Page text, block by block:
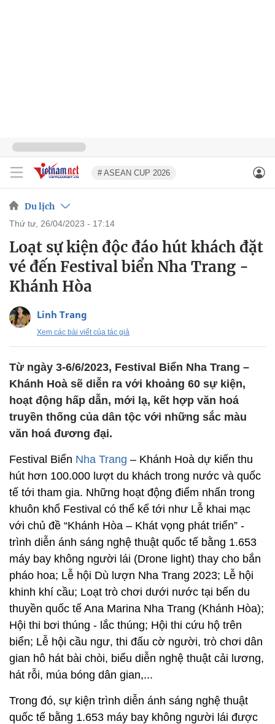
# ASEAN CUP 2026
Du lịch
thứ tư, 26/04/2023 - 17:14
Loạt sự kiện độc đáo hút khách đặt
vé đến Festival biển Nha Trang -
Khánh Hòa
Linh Trang
Xem các bài viết của tác giả
Từ ngày 3-6/6/2023, Festival Biển Nha Trang –
Khánh Hoà sẽ diễn ra với khoảng 60 sự kiện,
hoạt động hấp dẫn, mới lạ, kết hợp văn hoá
truyền thống của dân tộc với những sắc màu
văn hoá đương đại.
Festival Biển Nha Trang – Khánh Hoà dự kiến thu
hút hơn 100.000 lượt du khách trong nước và quốc
tế tới tham gia. Những hoạt động điểm nhấn trong
khuôn khổ Festival có thể kể tới như Lễ khai mạc
với chủ đề “Khánh Hòa – Khát vọng phát triển” -
trình diễn ánh sáng nghệ thuật quốc tế bằng 1.653
máy bay không người lái (Drone light) thay cho bắn
pháo hoa; Lễ hội Dù lượn Nha Trang 2023; Lễ hội
khinh khí cầu; Loạt trò chơi dưới nước tại bến du
thuyền quốc tế Ana Marina Nha Trang (Khánh Hòa);
Hội thi bơi thúng - lắc thúng; Hội thi cứu hộ trên
biển; Lễ hội cầu ngư, thi đấu cờ người, trò chơi dân
gian hô hát bài chòi, biểu diễn nghệ thuật cải lương,
hát rỗi, múa bóng dân gian,...
Trong đó, sự kiện trình diễn ánh sáng nghệ thuật
quốc tế bằng 1.653 máy bay không người lái được